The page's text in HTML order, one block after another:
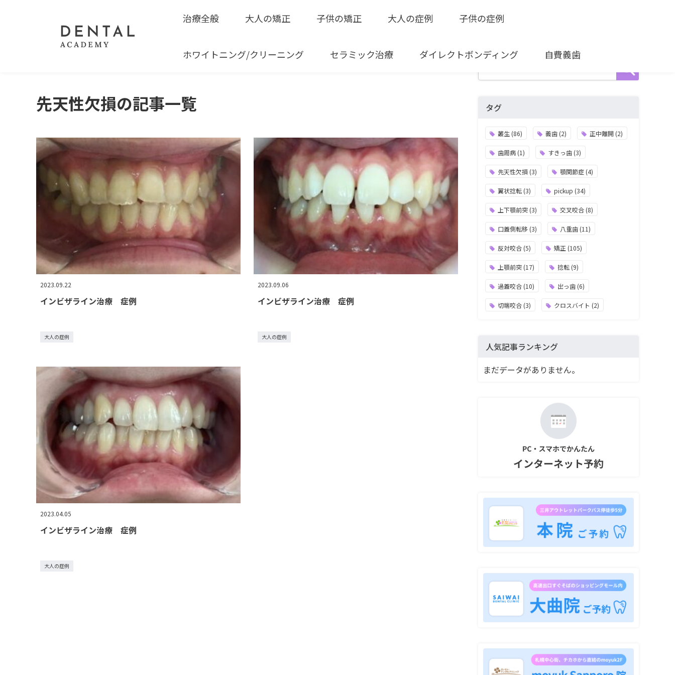
治療全般 大人の矯正 子供の矯正 大人の症例 子供の症例
ホワイトニング/クリーニング セラミック治療 ダイレクトボンディング 自費義歯
先天性欠損の記事一覧
大人の症例
インビザライン治療 症例
2023.09.22
大人の症例
インビザライン治療 症例
2023.09.06
大人の症例
インビザライン治療 症例
2023.04.05
タグ
叢生 (86) 義歯 (2) 正中離開 (2)
歯周病 (1) すきっ歯 (3)
先天性欠損 (3) 顎関節症 (4)
翼状捻転 (3) pickup (34)
上下顎前突 (3) 交叉咬合 (8)
口蓋側転移 (3) 八重歯 (11)
反対咬合 (5) 矯正 (105)
上顎前突 (17) 捻転 (9)
過蓋咬合 (10) 出っ歯 (6)
切端咬合 (3) クロスバイト (2)
人気記事ランキング
まだデータがありません。